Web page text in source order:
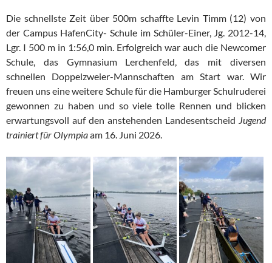
Die schnellste Zeit über 500m schaffte Levin Timm (12) von
der Campus HafenCity- Schule im Schüler-Einer, Jg. 2012-14,
Lgr. I 500 m in 1:56,0 min. Erfolgreich war auch die Newcomer
Schule, das Gymnasium Lerchenfeld, das mit diversen
schnellen Doppelzweier-Mannschaften am Start war. Wir
freuen uns eine weitere Schule für die Hamburger Schulruderei
gewonnen zu haben und so viele tolle Rennen und blicken
erwartungsvoll auf den anstehenden Landesentscheid Jugend
trainiert für Olympiaam 16. Juni 2026.